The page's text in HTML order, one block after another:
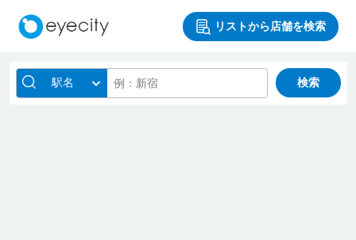
リストから店舗を検索
駅名 検索